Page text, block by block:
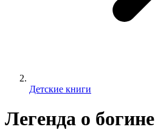
Детские книги
Легенда о богине